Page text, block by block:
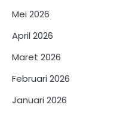
Mei 2026
April 2026
Maret 2026
Februari 2026
Januari 2026